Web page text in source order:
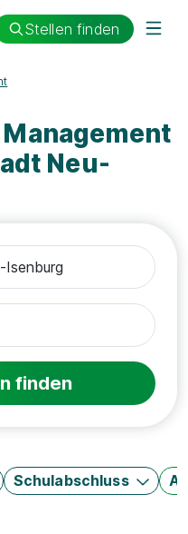
Stellen finden
Neu-
finden
Schulabschluss